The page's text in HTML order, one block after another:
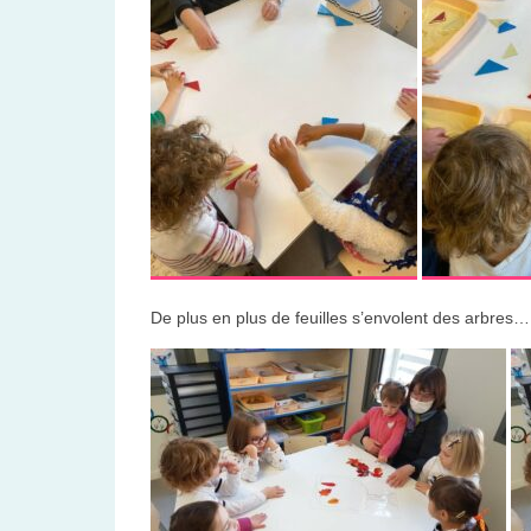
De plus en plus de feuilles s’envolent des